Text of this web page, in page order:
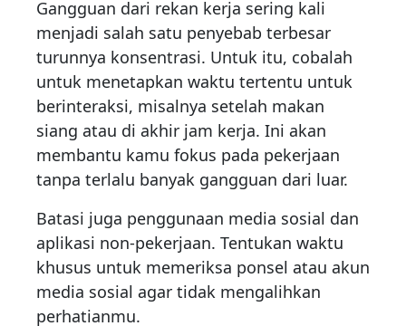
Gangguan dari rekan kerja sering kali
menjadi salah satu penyebab terbesar
turunnya konsentrasi. Untuk itu, cobalah
untuk menetapkan waktu tertentu untuk
berinteraksi, misalnya setelah makan
siang atau di akhir jam kerja. Ini akan
membantu kamu fokus pada pekerjaan
tanpa terlalu banyak gangguan dari luar.
Batasi juga penggunaan media sosial dan
aplikasi non-pekerjaan. Tentukan waktu
khusus untuk memeriksa ponsel atau akun
media sosial agar tidak mengalihkan
perhatianmu.